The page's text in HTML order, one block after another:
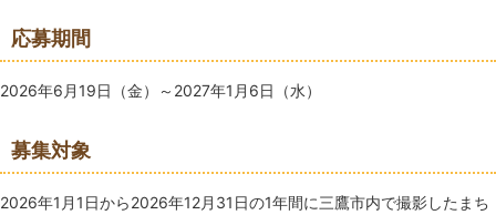
応募期間
2026年6月19日（金）～2027年1月6日（水）
募集対象
2026年1月1日から2026年12月31日の1年間に三鷹市内で撮影したまち